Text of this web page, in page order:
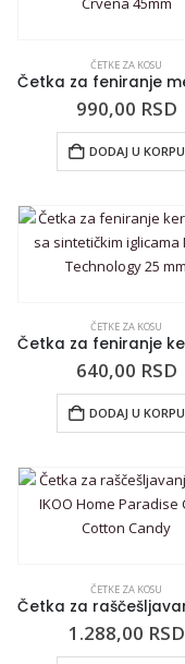
ČETKE ZA KOSU
990,00 RSD
DODAJ U KORPU
ČETKE ZA KOSU
640,00 RSD
DODAJ U KORPU
ČETKE ZA KOSU
1.288,00 RSD